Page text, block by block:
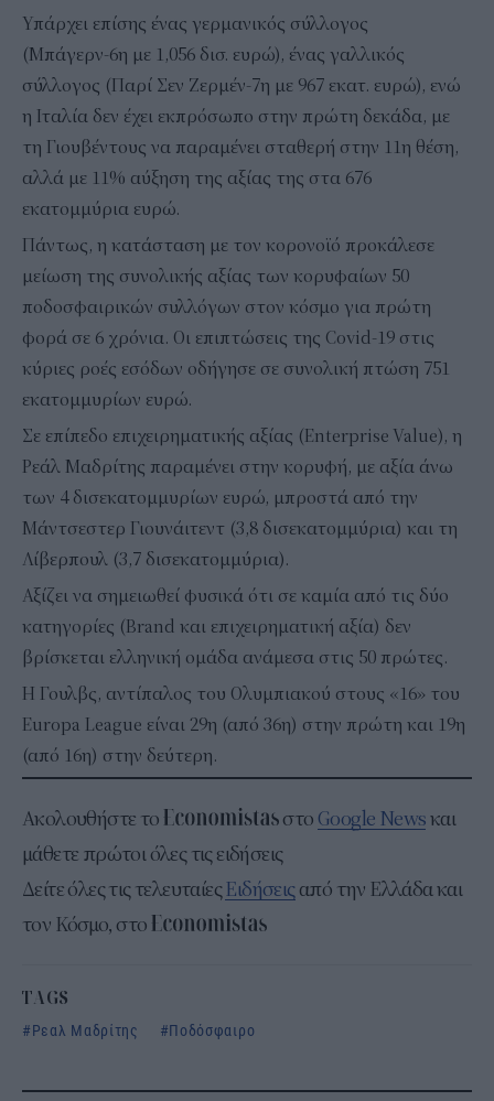
Υπάρχει επίσης ένας γερμανικός σύλλογος
(Μπάγερν-6η με 1,056 δισ. ευρώ), ένας γαλλικός
σύλλογος (Παρί Σεν Ζερμέν-7η με 967 εκατ. ευρώ), ενώ
η Ιταλία δεν έχει εκπρόσωπο στην πρώτη δεκάδα, με
τη Γιουβέντους να παραμένει σταθερή στην 11η θέση,
αλλά με 11% αύξηση της αξίας της στα 676
εκατομμύρια ευρώ.
Πάντως, η κατάσταση με τον κορονοϊό προκάλεσε
μείωση της συνολικής αξίας των κορυφαίων 50
ποδοσφαιρικών συλλόγων στον κόσμο για πρώτη
φορά σε 6 χρόνια. Οι επιπτώσεις της Covid-19 στις
κύριες ροές εσόδων οδήγησε σε συνολική πτώση 751
εκατομμυρίων ευρώ.
Σε επίπεδο επιχειρηματικής αξίας (Enterprise Value), η
Ρεάλ Μαδρίτης παραμένει στην κορυφή, με αξία άνω
των 4 δισεκατομμυρίων ευρώ, μπροστά από την
Μάντσεστερ Γιουνάιτεντ (3,8 δισεκατομμύρια) και τη
Λίβερπουλ (3,7 δισεκατομμύρια).
Αξίζει να σημειωθεί φυσικά ότι σε καμία από τις δύο
κατηγορίες (Brand και επιχειρηματική αξία) δεν
βρίσκεται ελληνική ομάδα ανάμεσα στις 50 πρώτες.
Η Γουλβς, αντίπαλος του Ολυμπιακού στους «16» του
Europa League είναι 29η (από 36η) στην πρώτη και 19η
(από 16η) στην δεύτερη.
Ακολουθήστε το στο Google Newsκαι
μάθετε πρώτοι όλες τις ειδήσεις
Δείτε όλες τις τελευταίεςΕιδήσειςαπό την Ελλάδα και
τον Κόσμο, στο
TAGS
Ρεαλ Μαδρίτης
Ποδόσφαιρο